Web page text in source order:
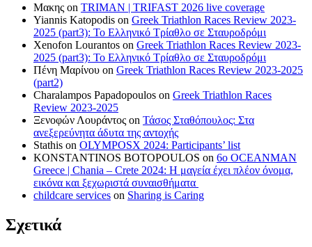
Μακης on TRIMAN | TRIFAST 2026 live coverage
Yiannis Katopodis on Greek Triathlon Races Review 2023-
2025 (part3): Το Ελληνικό Τρίαθλο σε Σταυροδρόμι
Xenofon Lourantos on Greek Triathlon Races Review 2023-
2025 (part3): Το Ελληνικό Τρίαθλο σε Σταυροδρόμι
Πένη Μαρίνου on Greek Triathlon Races Review 2023-2025
(part2)
Charalampos Papadopoulos on Greek Triathlon Races
Review 2023-2025
Ξενοφών Λουράντος on Τάσος Σταθόπουλος: Στα
ανεξερεύνητα άδυτα της αντοχής
Stathis on OLYMPOSX 2024: Participants’ list
KONSTANTINOS BOTOPOULOS on 6ο OCEANMAN
Greece | Chania – Crete 2024: Η μαγεία έχει πλέον όνομα,
εικόνα και ξεχωριστά συναισθήματα
childcare services on Sharing is Caring
Σχετικά